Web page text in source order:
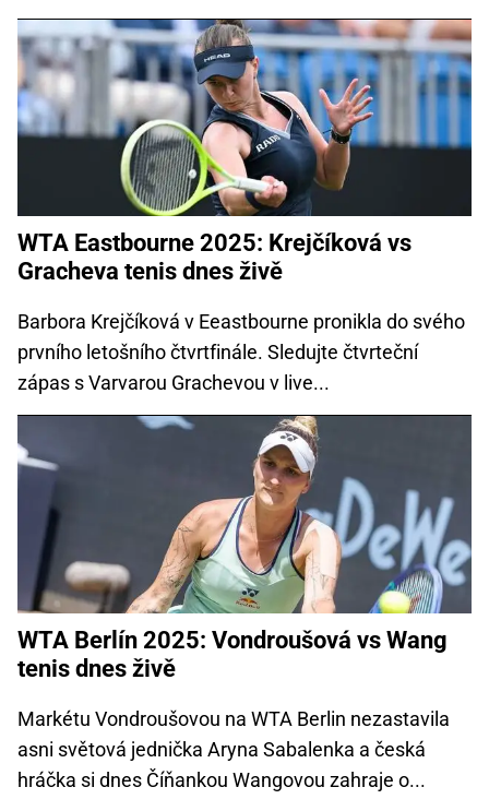
WTA Eastbourne 2025: Krejčíková vs
Gracheva tenis dnes živě
Barbora Krejčíková v Eeastbourne pronikla do svého
prvního letošního čtvrtfinále. Sledujte čtvrteční
zápas s Varvarou Grachevou v live...
WTA Berlín 2025: Vondroušová vs Wang
tenis dnes živě
Markétu Vondroušovou na WTA Berlin nezastavila
asni světová jednička Aryna Sabalenka a česká
hráčka si dnes Číňankou Wangovou zahraje o...